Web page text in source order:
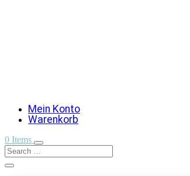
Mein Konto
Warenkorb
0 Items